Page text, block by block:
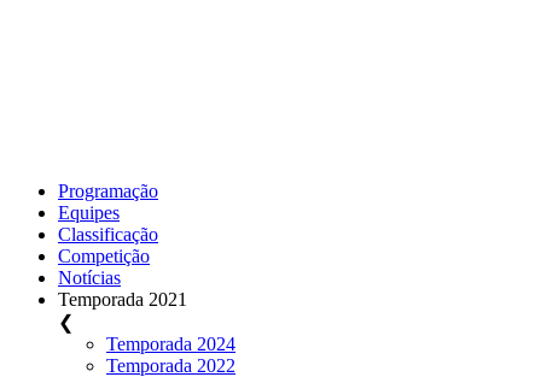
Programação
Equipes
Classificação
Competição
Notícias
Temporada 2021
❮
Temporada 2024
Temporada 2022